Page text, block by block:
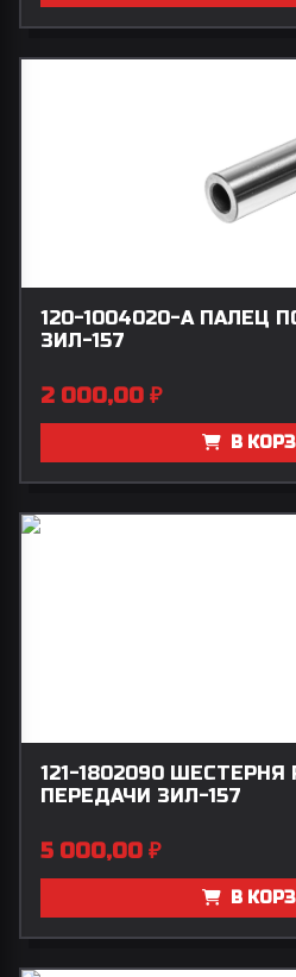
120-1004020-А ПАЛЕЦ
ЗИЛ-157
2 000,00 ₽
В
121-1802090
ПЕРЕДАЧИ ЗИЛ-157
5 000,00 ₽
В